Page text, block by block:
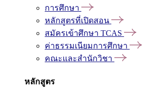
การศึกษา
หลักสูตรที่เปิดสอน
สมัครเข้าศึกษา TCAS
ค่าธรรมเนียมการศึกษา
คณะและสำนักวิชา
หลักสูตร